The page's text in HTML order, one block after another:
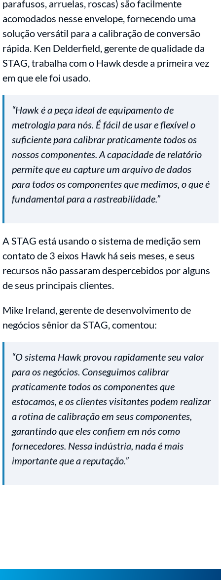
parafusos, arruelas, roscas) são facilmente
acomodados nesse envelope, fornecendo uma
solução versátil para a calibração de conversão
rápida. Ken Delderfield, gerente de qualidade da
STAG, trabalha com o Hawk desde a primeira vez
em que ele foi usado.
“Hawk é a peça ideal de equipamento de
metrologia para nós. É fácil de usar e flexível o
suficiente para calibrar praticamente todos os
nossos componentes. A capacidade de relatório
permite que eu capture um arquivo de dados
para todos os componentes que medimos, o que é
fundamental para a rastreabilidade.”
A STAG está usando o sistema de medição sem
contato de 3 eixos Hawk há seis meses, e seus
recursos não passaram despercebidos por alguns
de seus principais clientes.
Mike Ireland, gerente de desenvolvimento de
negócios sênior da STAG, comentou:
“O sistema Hawk provou rapidamente seu valor
para os negócios. Conseguimos calibrar
praticamente todos os componentes que
estocamos, e os clientes visitantes podem realizar
a rotina de calibração em seus componentes,
garantindo que eles confiem em nós como
fornecedores. Nessa indústria, nada é mais
importante que a reputação.”